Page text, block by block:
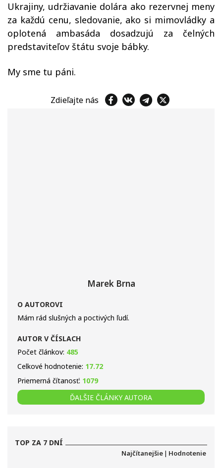
Ukrajiny, udržiavanie dolára ako rezervnej meny
za každú cenu, sledovanie, ako si mimovládky a
oplotená ambasáda dosadzujú za čelných
predstaviteľov štátu svoje bábky.
My sme tu páni.
Zdieľajte nás
Marek Brna
O AUTOROVI
Mám rád slušných a poctivých ľudí.
AUTOR V ČÍSLACH
Počet článkov: 485
Celkové hodnotenie: 17.72
Priemerná čítanosť: 1079
ĎALŠIE ČLÁNKY AUTORA
TOP ZA 7 DNÍ
Najčítanejšie | Hodnotenie